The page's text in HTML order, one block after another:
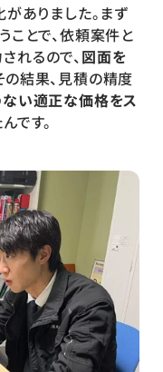
ありました。まず
とで、依頼案件と
れるので、 図面を
の結果、見積の精度
い適正な価格をス
です。